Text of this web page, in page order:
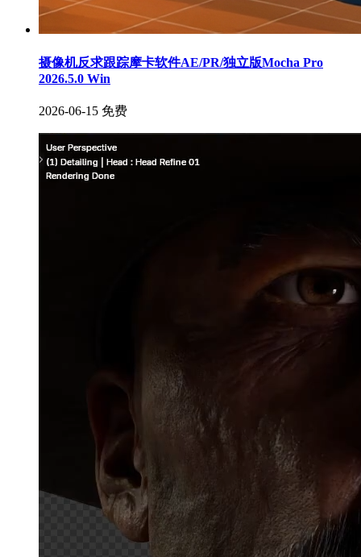
摄像机反求跟踪摩卡软件AE/PR/独立版Mocha Pro
2026.5.0 Win
2026-06-15 免费